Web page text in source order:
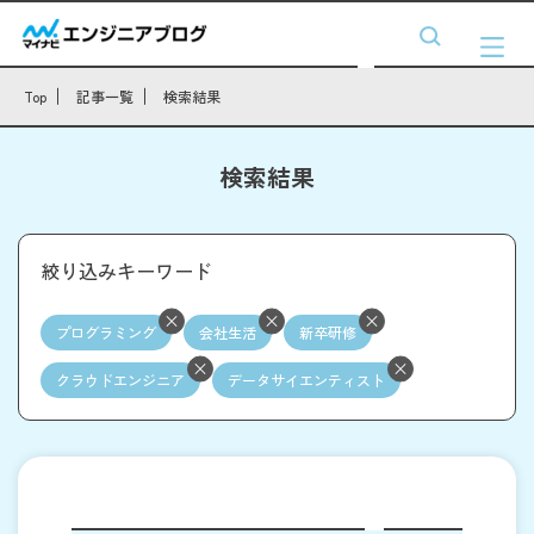
Top 記事一覧 検索結果
検索結果
絞り込みキーワード
プログラミング 会社生活 新卒研修
クラウドエンジニア データサイエンティスト